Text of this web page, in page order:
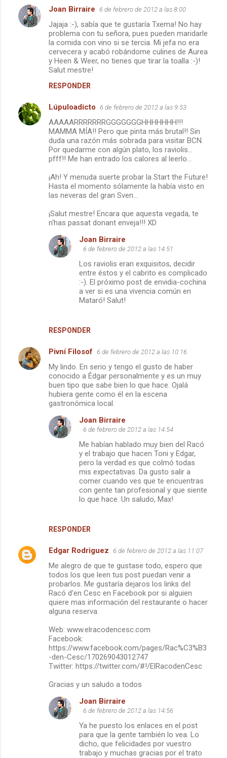
a
r
Joan Birraire 6 de febrero de 2012 a las 8:00
Jajaja :-), sabía que te gustaría Txema! No hay
problema con tu señora, pues pueden maridarle
la comida con vino si se tercia. Mi jefa no era
cervecera y acabó robándome culines de Aurea
y Heen & Weer, no tienes que tirar la toalla :-)!
Salut mestre!
RESPONDER
Lúpuloadicto 6 de febrero de 2012 a las 9:53
AAAAARRRRRRRGGGGGGGHHHHHHH!!!
MAMMA MÍA!! Pero que pinta más brutal!! Sin
duda una razón más sobrada para visitar BCN.
Por quedarme con algún plato, los raviolis...
pfff!! Me han entrado los calores al leerlo...
¡Ah! Y menuda suerte probar la Start the Future!
Hasta el momento sólamente la había visto en
las neveras del gran Sven...
¡Salut mestre! Encara que aquesta vegada, te
n'has passat donant enveja!!! XD
RESPONDER
Joan Birraire
6 de febrero de 2012 a las 14:51
Los raviolis eran exquisitos, decidir
entre éstos y el cabrito es complicado
:-). El próximo post de envidia-cochina
a ver si es una vivencia común en
Mataró! Salut!
Pivní Filosof 6 de febrero de 2012 a las 10:16
My lindo. En serio y tengo el gusto de haber
conocido a Édgar personalmente y es un muy
buen tipo que sabe bien lo que hace. Ojalá
hubiera gente como él en la escena
gastronómica local.
RESPONDER
Joan Birraire
6 de febrero de 2012 a las 14:54
Me habían hablado muy bien del Racó
y el trabajo que hacen Toni y Edgar,
pero la verdad es que colmó todas
mis expectativas. Da gusto salir a
comer cuando ves que te encuentras
con gente tan profesional y que siente
lo que hace. Un saludo, Max!
Edgar Rodriguez 6 de febrero de 2012 a las 11:07
Me alegro de que te gustase todo, espero que
todos los que leen tus post puedan venir a
probarlos. Me gustaría dejaros los links del
Racó d'en Cesc en Facebook por si alguien
quiere mas información del restaurante o hacer
alguna reserva.
Web: www.elracodencesc.com
Facebook:
https://www.facebook.com/pages/Rac%C3%B3
-den-Cesc/170269043012747
Twitter: https://twitter.com/#!/ElRacodenCesc
Gracias y un saludo a todos
Joan Birraire
6 de febrero de 2012 a las 14:56
Ya he puesto los enlaces en el post
para que la gente también lo vea. Lo
dicho, que felicidades por vuestro
trabajo y muchas gracias por el trato